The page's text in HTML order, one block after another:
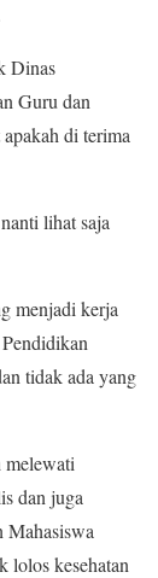
Dinas
Guru dan
di terima
lihat saja
menjadi kerja
tidak ada yang
melewati
dan juga
Mahasiswa
lolos kesehatan